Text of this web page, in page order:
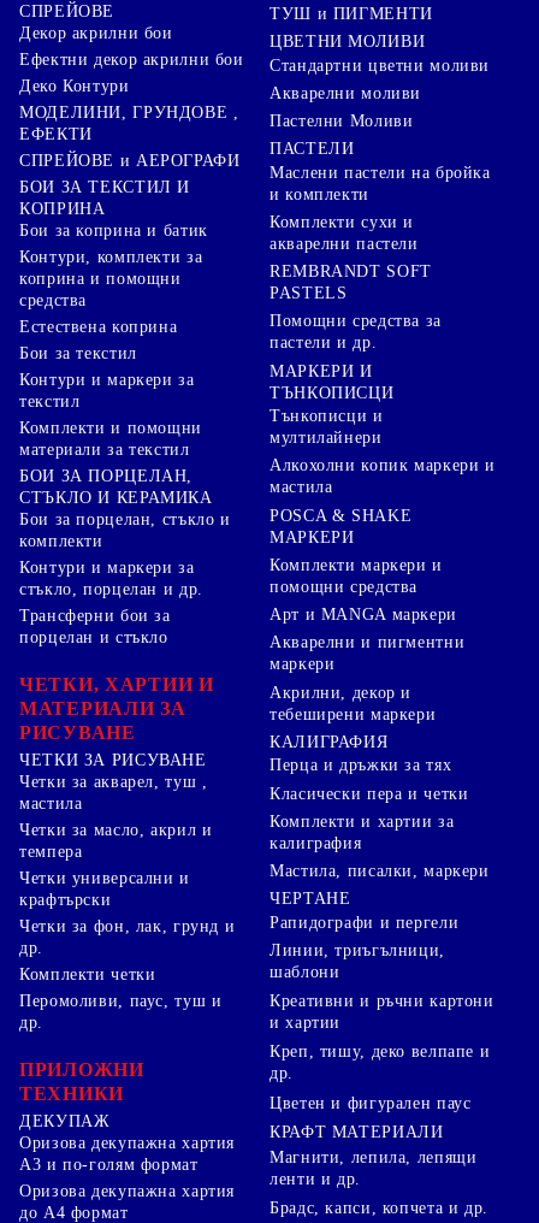
СПРЕЙОВЕ
Декор акрилни бои
Ефектни декор акрилни бои
Деко Контури
МОДЕЛИНИ, ГРУНДОВЕ ,
ЕФЕКТИ
СПРЕЙОВЕ и АЕРОГРАФИ
БОИ ЗА ТЕКСТИЛ И
КОПРИНА
Бои за коприна и батик
Контури, комплекти за
коприна и помощни
средства
Естествена коприна
Бои за текстил
Контури и маркери за
текстил
Комплекти и помощни
материали за текстил
БОИ ЗА ПОРЦЕЛАН,
СТЪКЛО И КЕРАМИКА
Бои за порцелан, стъкло и
комплекти
Контури и маркери за
стъкло, порцелан и др.
Трансферни бои за
порцелан и стъкло
ЧЕТКИ, ХАРТИИ И
МАТЕРИАЛИ ЗА
РИСУВАНЕ
ЧЕТКИ ЗА РИСУВАНЕ
Четки за акварел, туш ,
мастила
Четки за масло, акрил и
темпера
Четки универсални и
крафтърски
Четки за фон, лак, грунд и
др.
Комплекти четки
ТУШ и ПИГМЕНТИ
ЦВЕТНИ МОЛИВИ
Стандартни цветни моливи
Акварелни моливи
Пастелни Моливи
ПАСТЕЛИ
Маслени пастели на бройка
и комплекти
Комплекти сухи и
акварелни пастели
REMBRANDT SOFT
PASTELS
Помощни средства за
пастели и др.
МАРКЕРИ И
ТЪНКОПИСЦИ
Тънкописци и
мултилайнери
Алкохолни копик маркери и
мастила
POSCA & SHAKE
МАРКЕРИ
Комплекти маркери и
помощни средства
Арт и MANGA маркери
Акварелни и пигментни
маркери
Акрилни, декор и
тебеширени маркери
КАЛИГРАФИЯ
Перца и дръжки за тях
Класически пера и четки
Комплекти и хартии за
калиграфия
Мастила, писалки, маркери
ЧЕРТАНЕ
Рапидографи и пергели
Линии, триъгълници,
шаблони
Перомоливи, паус, туш и
др.
ПРИЛОЖНИ
ТЕХНИКИ
ДЕКУПАЖ
Оризова декупажна хартия
А3 и по-голям формат
Оризова декупажна хартия
до А4 формат
Креативни и ръчни картони
и хартии
Креп, тишу, деко велпапе и
др.
Цветен и фигурален паус
КРАФТ МАТЕРИАЛИ
Магнити, лепила, лепящи
ленти и др.
Брадс, капси, копчета и др.